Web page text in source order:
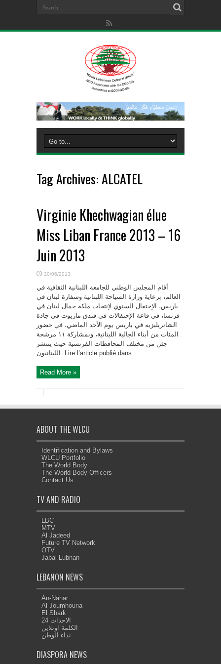
Tag Archives:ALCATEL
Virginie Khechwagian élue
Miss Liban France 2013 – 16
Juin 2013
20/06/2013
أقام المجلس الوطني للجامعة اللبنانية الثقافية في
العالم، برعاية وزارة السياحة اللبنانية وسفارة لبنان في
باريس، الإحتفال السنوي لإنتخاب ملكة جمال لبنان في
فرنسا، في قاعة الإحتفالات في فندق ماريوت في جادة
الشانزيليزيه في باريس يوم الأحد الماضي، في حضور
المئات من أبناء الجالية اللبنانية، وبمشاركة ۱۱ مرشحة
جئن من مختلف المحافظات الفرنسية حيث ينتشر
اللبنانيون. Lire l’article publié dans ...
Read More »
ABOUT THE WLCU
Identification and Bylaws
WLCU Portfolio
The World Body
The World Body Officers
Contact Us
TV AND RADIO
LBC
MTV
Al Jadeed
Future TV Network
OTV
Jabal Lubnan
LEBANON NEWS
An-Nahar
Al Joumhouria
El Shark
الاحداث 24
الكلمة اونلاين
نداء الوطن
DIASPORA NEWS